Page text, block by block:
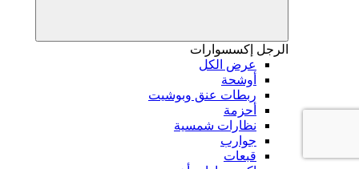
الرجل إكسسوارات
عرض الكل
أوشحة
ربطات عنق وبوشيت
أحزمة
نظارات شمسية
جوارب
قبعات